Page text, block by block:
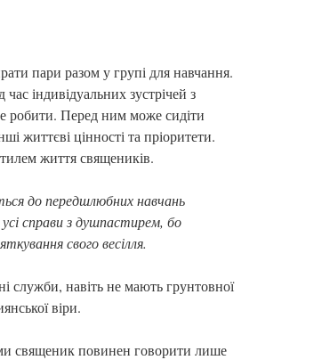
пари разом у групі для навчання.
індивідуальних зустрічей з
робити. Перед ним може сидіти
життєві цінності та пріоритети.
життя священиків.
до передшлюбних навчань
справи з душпастирем, бо
свого весілля.
служби, навіть не мають грунтовної
віри.
священик повинен говорити лише